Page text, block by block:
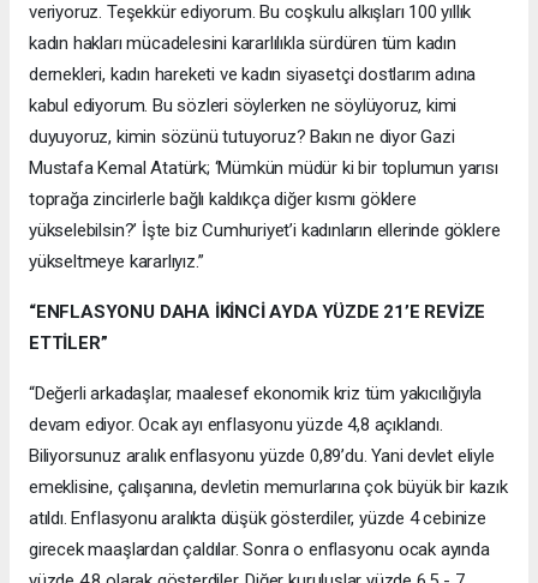
veriyoruz. Teşekkür ediyorum. Bu coşkulu alkışları 100 yıllık
kadın hakları mücadelesini kararlılıkla sürdüren tüm kadın
dernekleri, kadın hareketi ve kadın siyasetçi dostlarım adına
kabul ediyorum. Bu sözleri söylerken ne söylüyoruz, kimi
duyuyoruz, kimin sözünü tutuyoruz? Bakın ne diyor Gazi
Mustafa Kemal Atatürk; ‘Mümkün müdür ki bir toplumun yarısı
toprağa zincirlerle bağlı kaldıkça diğer kısmı göklere
yükselebilsin?’ İşte biz Cumhuriyet’i kadınların ellerinde göklere
yükseltmeye kararlıyız.”
“ENFLASYONU DAHA İKİNCİ AYDA YÜZDE 21’E REVİZE
ETTİLER”
“Değerli arkadaşlar, maalesef ekonomik kriz tüm yakıcılığıyla
devam ediyor. Ocak ayı enflasyonu yüzde 4,8 açıklandı.
Biliyorsunuz aralık enflasyonu yüzde 0,89’du. Yani devlet eliyle
emeklisine, çalışanına, devletin memurlarına çok büyük bir kazık
atıldı. Enflasyonu aralıkta düşük gösterdiler, yüzde 4 cebinize
girecek maaşlardan çaldılar. Sonra o enflasyonu ocak ayında